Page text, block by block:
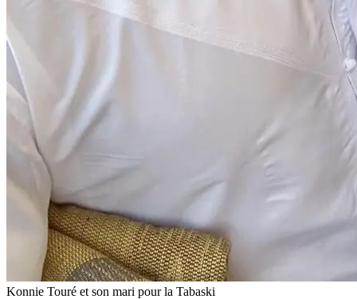
Konnie Touré et son mari pour la Tabaski